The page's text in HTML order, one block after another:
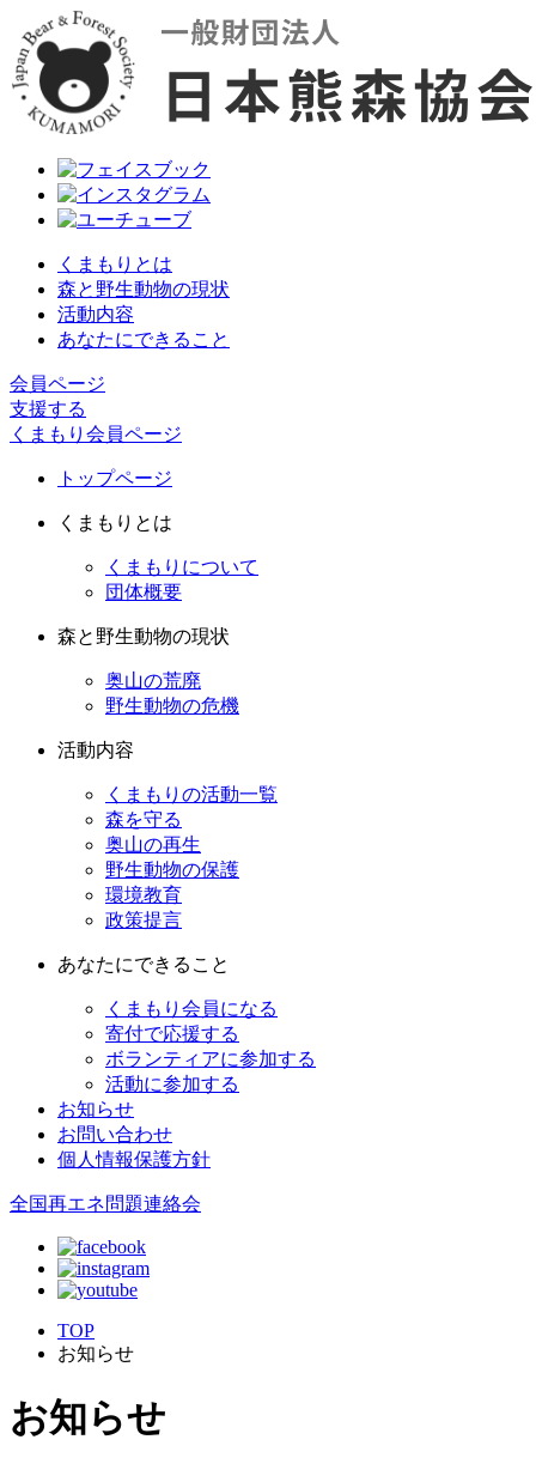
くまもりとは
森と野生動物の現状
活動内容
あなたにできること
会員ページ
支援する
くまもり会員ページ
トップページ
くまもりとは
くまもりについて
団体概要
森と野生動物の現状
奥山の荒廃
野生動物の危機
活動内容
くまもりの活動一覧
森を守る
奥山の再生
野生動物の保護
環境教育
政策提言
あなたにできること
くまもり会員になる
寄付で応援する
ボランティアに参加する
活動に参加する
お知らせ
お問い合わせ
個人情報保護方針
全国再エネ問題連絡会
TOP
お知らせ
お知らせ